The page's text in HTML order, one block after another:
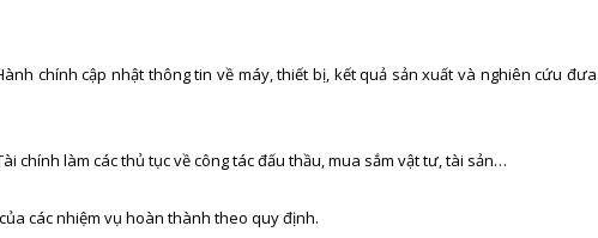
chính cập nhật thông tin về máy, thiết bị, kết quả sản xuất và nghiên cứu đưa
chính làm các thủ tục về công tác đấu thầu, mua sắm vật tư, tài sản…
các nhiệm vụ hoàn thành theo quy định.